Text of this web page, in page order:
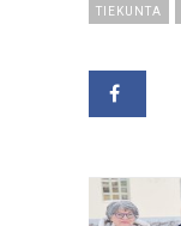
TIEKUNTA